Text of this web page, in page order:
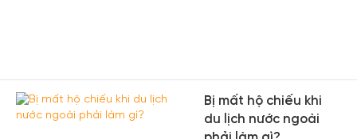
Bị mất hộ chiếu khi
du lịch nước ngoài